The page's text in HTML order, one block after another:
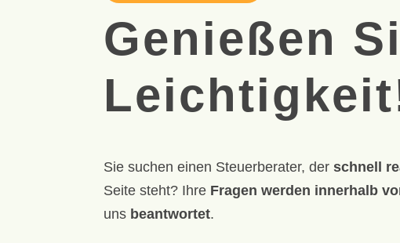
Genießen
Sie suchen einen Steuerberater, der schnell
Seite steht? Ihre Fragen werden innerhalb
uns beantwortet.